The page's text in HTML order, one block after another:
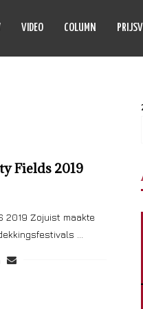
VIDEO COLUMN
Fields 2019
2019 Zojuist maakte
…